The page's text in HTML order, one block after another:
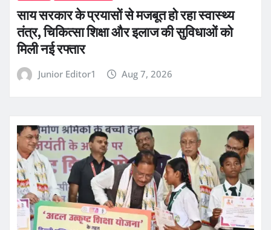
साय सरकार के प्रयासों से मजबूत हो रहा स्वास्थ्य
तंत्र, चिकित्सा शिक्षा और इलाज की सुविधाओं को
मिली नई रफ्तार
Junior Editor1 Aug 7, 2026